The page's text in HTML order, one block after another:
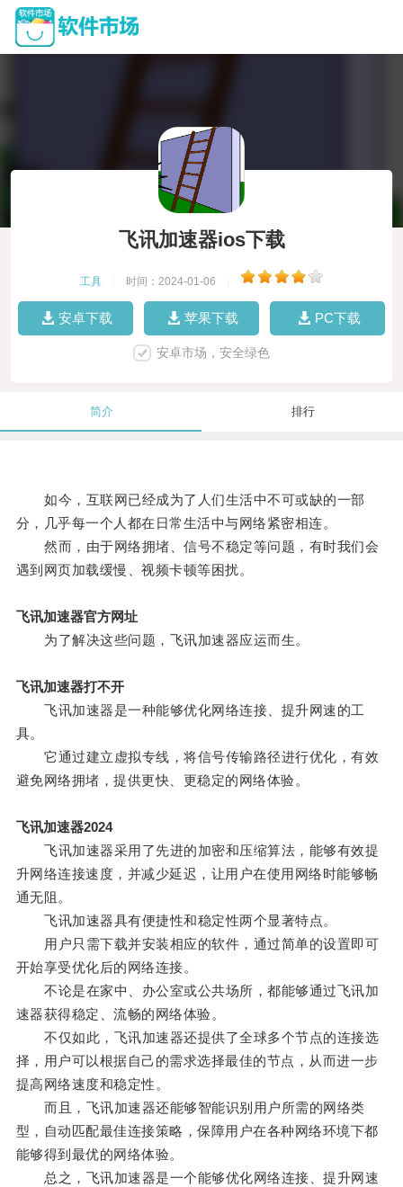
飞讯加速器ios下载
工具 时间：2024-01-06
安卓下载 苹果下载 PC下载
安卓市场，安全绿色
简介 排行
如今，互联网已经成为了人们生活中不可或缺的一部
分，几乎每一个人都在日常生活中与网络紧密相连。
然而，由于网络拥堵、信号不稳定等问题，有时我们会
遇到网页加载缓慢、视频卡顿等困扰。
飞讯加速器官方网址
为了解决这些问题，飞讯加速器应运而生。
飞讯加速器打不开
飞讯加速器是一种能够优化网络连接、提升网速的工
具。
它通过建立虚拟专线，将信号传输路径进行优化，有效
避免网络拥堵，提供更快、更稳定的网络体验。
飞讯加速器2024
飞讯加速器采用了先进的加密和压缩算法，能够有效提
升网络连接速度，并减少延迟，让用户在使用网络时能够畅
通无阻。
飞讯加速器具有便捷性和稳定性两个显著特点。
用户只需下载并安装相应的软件，通过简单的设置即可
开始享受优化后的网络连接。
不论是在家中、办公室或公共场所，都能够通过飞讯加
速器获得稳定、流畅的网络体验。
不仅如此，飞讯加速器还提供了全球多个节点的连接选
择，用户可以根据自己的需求选择最佳的节点，从而进一步
提高网络速度和稳定性。
而且，飞讯加速器还能够智能识别用户所需的网络类
型，自动匹配最佳连接策略，保障用户在各种网络环境下都
能够得到最优的网络体验。
总之，飞讯加速器是一个能够优化网络连接、提升网速